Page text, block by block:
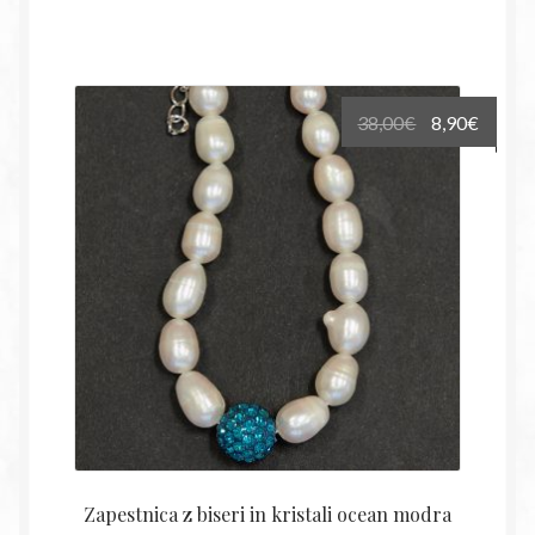
Zapestnica z biseri in kristali ocean modra
38,00€
Izvirna
cena
8,90€
cena